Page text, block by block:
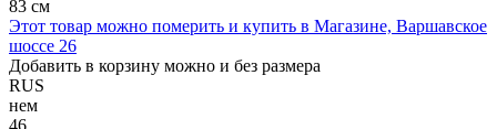
83 см
Этот товар можно померить и купить в Магазине, Варшавское
шоссе 26
Добавить в корзину можно и без размера
RUS
нем